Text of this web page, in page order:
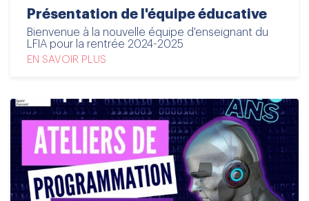
Présentation de l'équipe éducative
Bienvenue à la nouvelle équipe d'enseignant du
LFIA pour la rentrée 2024-2025
EN SAVOIR PLUS